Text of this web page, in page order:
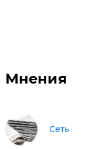
Мнения
Сеть